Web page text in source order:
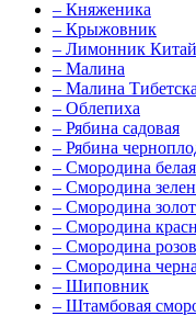
– Княженика
– Крыжовник
– Лимонник
– Малина
– Малина
– Облепиха
– Рябина садовая
– Рябина
– Смородина белая
– Смородина
– Смородина
– Смородина
– Смородина
– Смородина
– Шиповник
– Штамбовая